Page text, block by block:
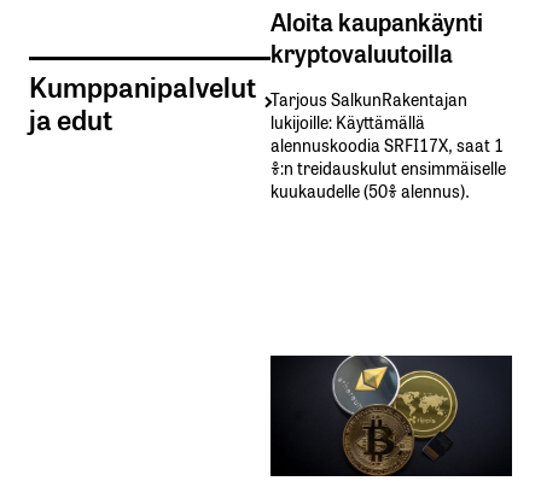
Kumppanipalvelut
ja edut
Aloita kaupankäynti
kryptovaluutoilla
Tarjous SalkunRakentajan
lukijoille: Käyttämällä​ ​
alennuskoodia​ ​SRFI17X,​ ​saat​ ​1
%:n treidauskulut​ ​ensimmäiselle​ ​
kuukaudelle​ ​(50%​ ​alennus).